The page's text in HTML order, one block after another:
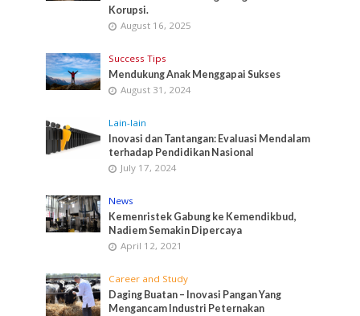
Korupsi.
August 16, 2025
Success Tips
Mendukung Anak Menggapai Sukses
August 31, 2024
Lain-lain
Inovasi dan Tantangan: Evaluasi Mendalam
terhadap Pendidikan Nasional
July 17, 2024
News
Kemenristek Gabung ke Kemendikbud,
Nadiem Semakin Dipercaya
April 12, 2021
Career and Study
Daging Buatan – Inovasi Pangan Yang
Mengancam Industri Peternakan